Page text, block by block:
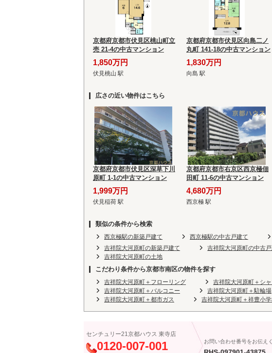
京都府京都市伏見区桃山町立
売 21-4の中古マンション
1,850万円
伏見桃山 駅
京都府京都市伏見区向島二ノ
丸町 141-18の中古マンション
1,830万円
向島 駅
広さの近い物件はこちら
京都府京都市伏見区深草下川
原町 1-1の中古マンション
1,999万円
伏見稲荷 駅
京都府京都市右京区西京極佃
田町 11-6の中古マンション
4,680万円
西京極 駅
類似の条件から検索
西京極駅の新築戸建て 西京極駅の中古戸建て
吉祥院大河原町の新築戸建て
吉祥院大河原町の中古
吉祥院大河原町の土地
こだわり条件から京都市南区の物件を探す
吉祥院大河原町＋フローリング 吉祥院大河原町＋シ
吉祥院大河原町＋バルコニー
吉祥院大河原町＋駐輪場
吉祥院大河原町＋都市ガス
吉祥院大河原町＋祥豊小
センチュリー21京都ハウス 東寺店
0120-007-001 お問い合わせ番号をお伝え